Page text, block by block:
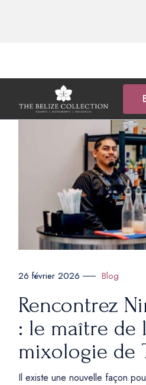
26 février 2026 Blog
Rencontrez
: le maître de
mixologie de
Il existe une nouvelle façon